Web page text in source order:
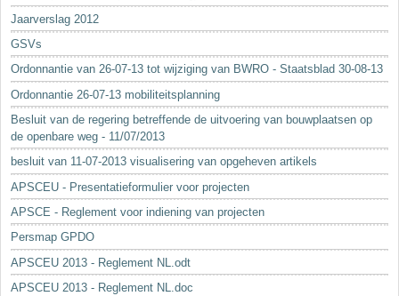
Jaarverslag 2012
GSVs
Ordonnantie van 26-07-13 tot wijziging van BWRO - Staatsblad 30-08-13
Ordonnantie 26-07-13 mobiliteitsplanning
Besluit van de regering betreffende de uitvoering van bouwplaatsen op
de openbare weg - 11/07/2013
besluit van 11-07-2013 visualisering van opgeheven artikels
APSCEU - Presentatieformulier voor projecten
APSCE - Reglement voor indiening van projecten
Persmap GPDO
APSCEU 2013 - Reglement NL.odt
APSCEU 2013 - Reglement NL.doc